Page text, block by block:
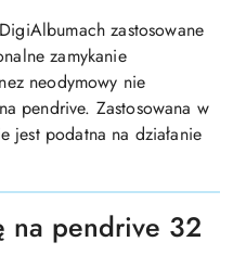
zastosowane
zamykanie
neodymowy nie
pendrive. Zastosowana w
jest podatna na działanie
na pendrive 32